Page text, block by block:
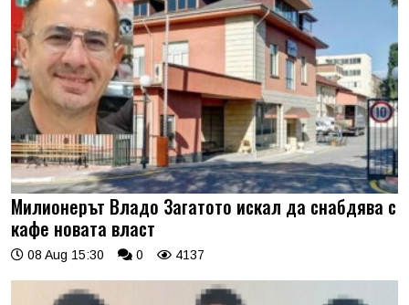
Милионерът Владо Загатото искал да снабдява с
кафе новата власт
08 Aug 15:30 0 4137